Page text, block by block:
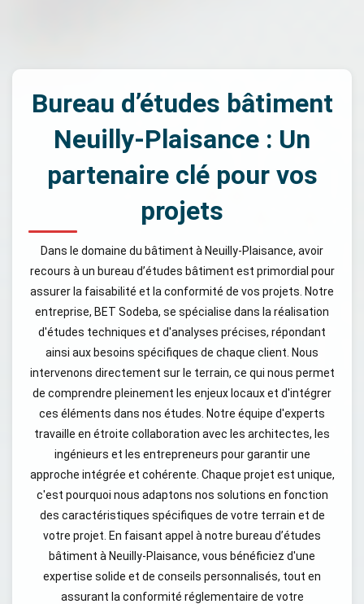
Bureau d’études bâtiment
Neuilly-Plaisance : Un
partenaire clé pour vos
projets
Dans le domaine du bâtiment à Neuilly-Plaisance, avoir
recours à un bureau d’études bâtiment est primordial pour
assurer la faisabilité et la conformité de vos projets. Notre
entreprise, BET Sodeba, se spécialise dans la réalisation
d'études techniques et d'analyses précises, répondant
ainsi aux besoins spécifiques de chaque client. Nous
intervenons directement sur le terrain, ce qui nous permet
de comprendre pleinement les enjeux locaux et d'intégrer
ces éléments dans nos études. Notre équipe d'experts
travaille en étroite collaboration avec les architectes, les
ingénieurs et les entrepreneurs pour garantir une
approche intégrée et cohérente. Chaque projet est unique,
c'est pourquoi nous adaptons nos solutions en fonction
des caractéristiques spécifiques de votre terrain et de
votre projet. En faisant appel à notre bureau d’études
bâtiment à Neuilly-Plaisance, vous bénéficiez d'une
expertise solide et de conseils personnalisés, tout en
assurant la conformité réglementaire de votre